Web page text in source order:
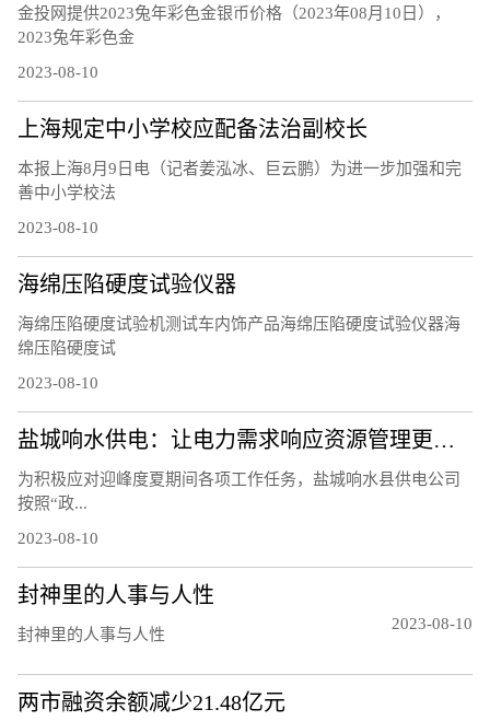
金投网提供2023兔年彩色金银币价格（2023年08月10日），
2023兔年彩色金
2023-08-10
上海规定中小学校应配备法治副校长
本报上海8月9日电（记者姜泓冰、巨云鹏）为进一步加强和完
善中小学校法
2023-08-10
海绵压陷硬度试验仪器
海绵压陷硬度试验机测试车内饰产品海绵压陷硬度试验仪器海
绵压陷硬度试
2023-08-10
盐城响水供电：让电力需求响应资源管理更精细
为积极应对迎峰度夏期间各项工作任务，盐城响水县供电公司
按照“政...
2023-08-10
封神里的人事与人性
封神里的人事与人性
2023-08-10
两市融资余额减少21.48亿元